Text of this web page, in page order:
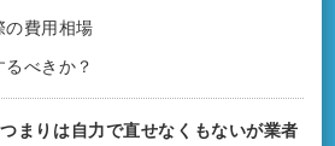
の費用相場
るべきか？
まりは自力で直せなくもないが業者